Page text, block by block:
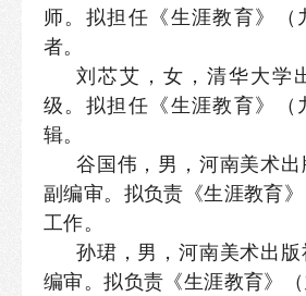
师。拟担任《生涯教育》（
者。
刘芯艾，女，清华大学
级。拟担任《生涯教育》（
辑。
谷国伟，男，河南美术出
副编审。拟负责《生涯教育
工作。
孙珺，男，河南美术出版
编审。拟负责《生涯教育》